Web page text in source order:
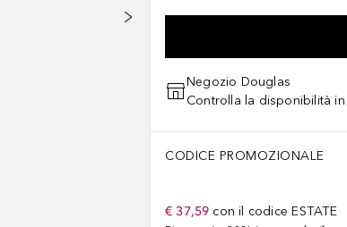
Negozio Douglas
Controlla la disponibilità
CODICE PROMOZIONALE
€ 37,59 con il codice ESTATE